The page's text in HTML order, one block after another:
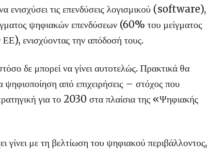
ενισχύσει τις επενδύσεις λογισμικού (software),
ψηφιακών επενδύσεων (60% του μείγματος
ενισχύοντας την απόδοσή τους.
δε μπορεί να γίνει αυτοτελώς. Πρακτικά θα
από επιχειρήσεις – στόχος που
για το 2030 στα πλαίσια της «Ψηφιακής
γίνει με τη βελτίωση του ψηφιακού περιβάλλοντος,